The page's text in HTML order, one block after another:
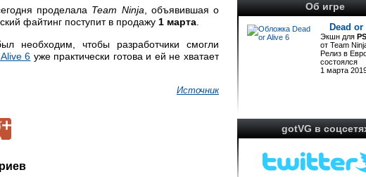
Об игре
Dead
Экшн для
от Team
Релиз в
состоялся
1 марта
gotVG в
проделала Team Ninja , объявившая о
файтинг поступит в продажу 1 марта
необходим, чтобы разработчики смогли
6 уже практически готова и ей не хватает
Источник